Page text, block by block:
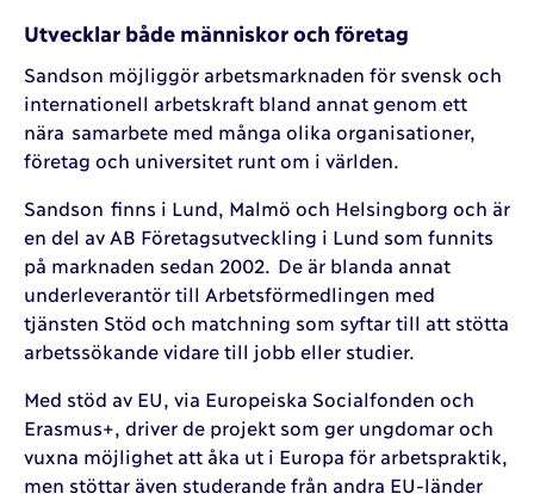
Utvecklar både människor och företag
Sandson möjliggör arbetsmarknaden för svensk och
internationell arbetskraft bland annat genom ett
nära samarbete med många olika organisationer,
företag och universitet runt om i världen.
Sandson finns i Lund, Malmö och Helsingborg och är
en del av AB Företagsutveckling i Lund som funnits
på marknaden sedan 2002. De är blanda annat
underleverantör till Arbetsförmedlingen med
tjänsten Stöd och matchning som syftar till att stötta
arbetssökande vidare till jobb eller studier.
Med stöd av EU, via Europeiska Socialfonden och
Erasmus+, driver de projekt som ger ungdomar och
vuxna möjlighet att åka ut i Europa för arbetspraktik,
men stöttar även studerande från andra EU-länder